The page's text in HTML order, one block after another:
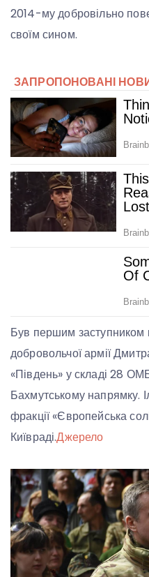
2014-му добровільно
своїм сином.
Був першим заступником
добровольчої армії
«Південь» у складі 28
Бахмутському напрямку.
фракції «Європейська
Київраді.Джерело